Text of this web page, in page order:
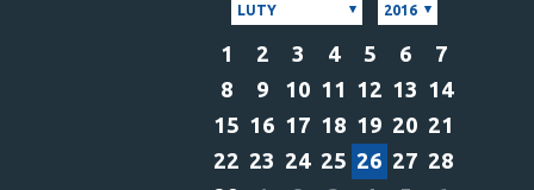
LUTY 2016
1 2 3 4 5 6
7
8
9 10 11 12 13 14
15 16 17 18 19 20 21
22 23 24 25 26 27 28